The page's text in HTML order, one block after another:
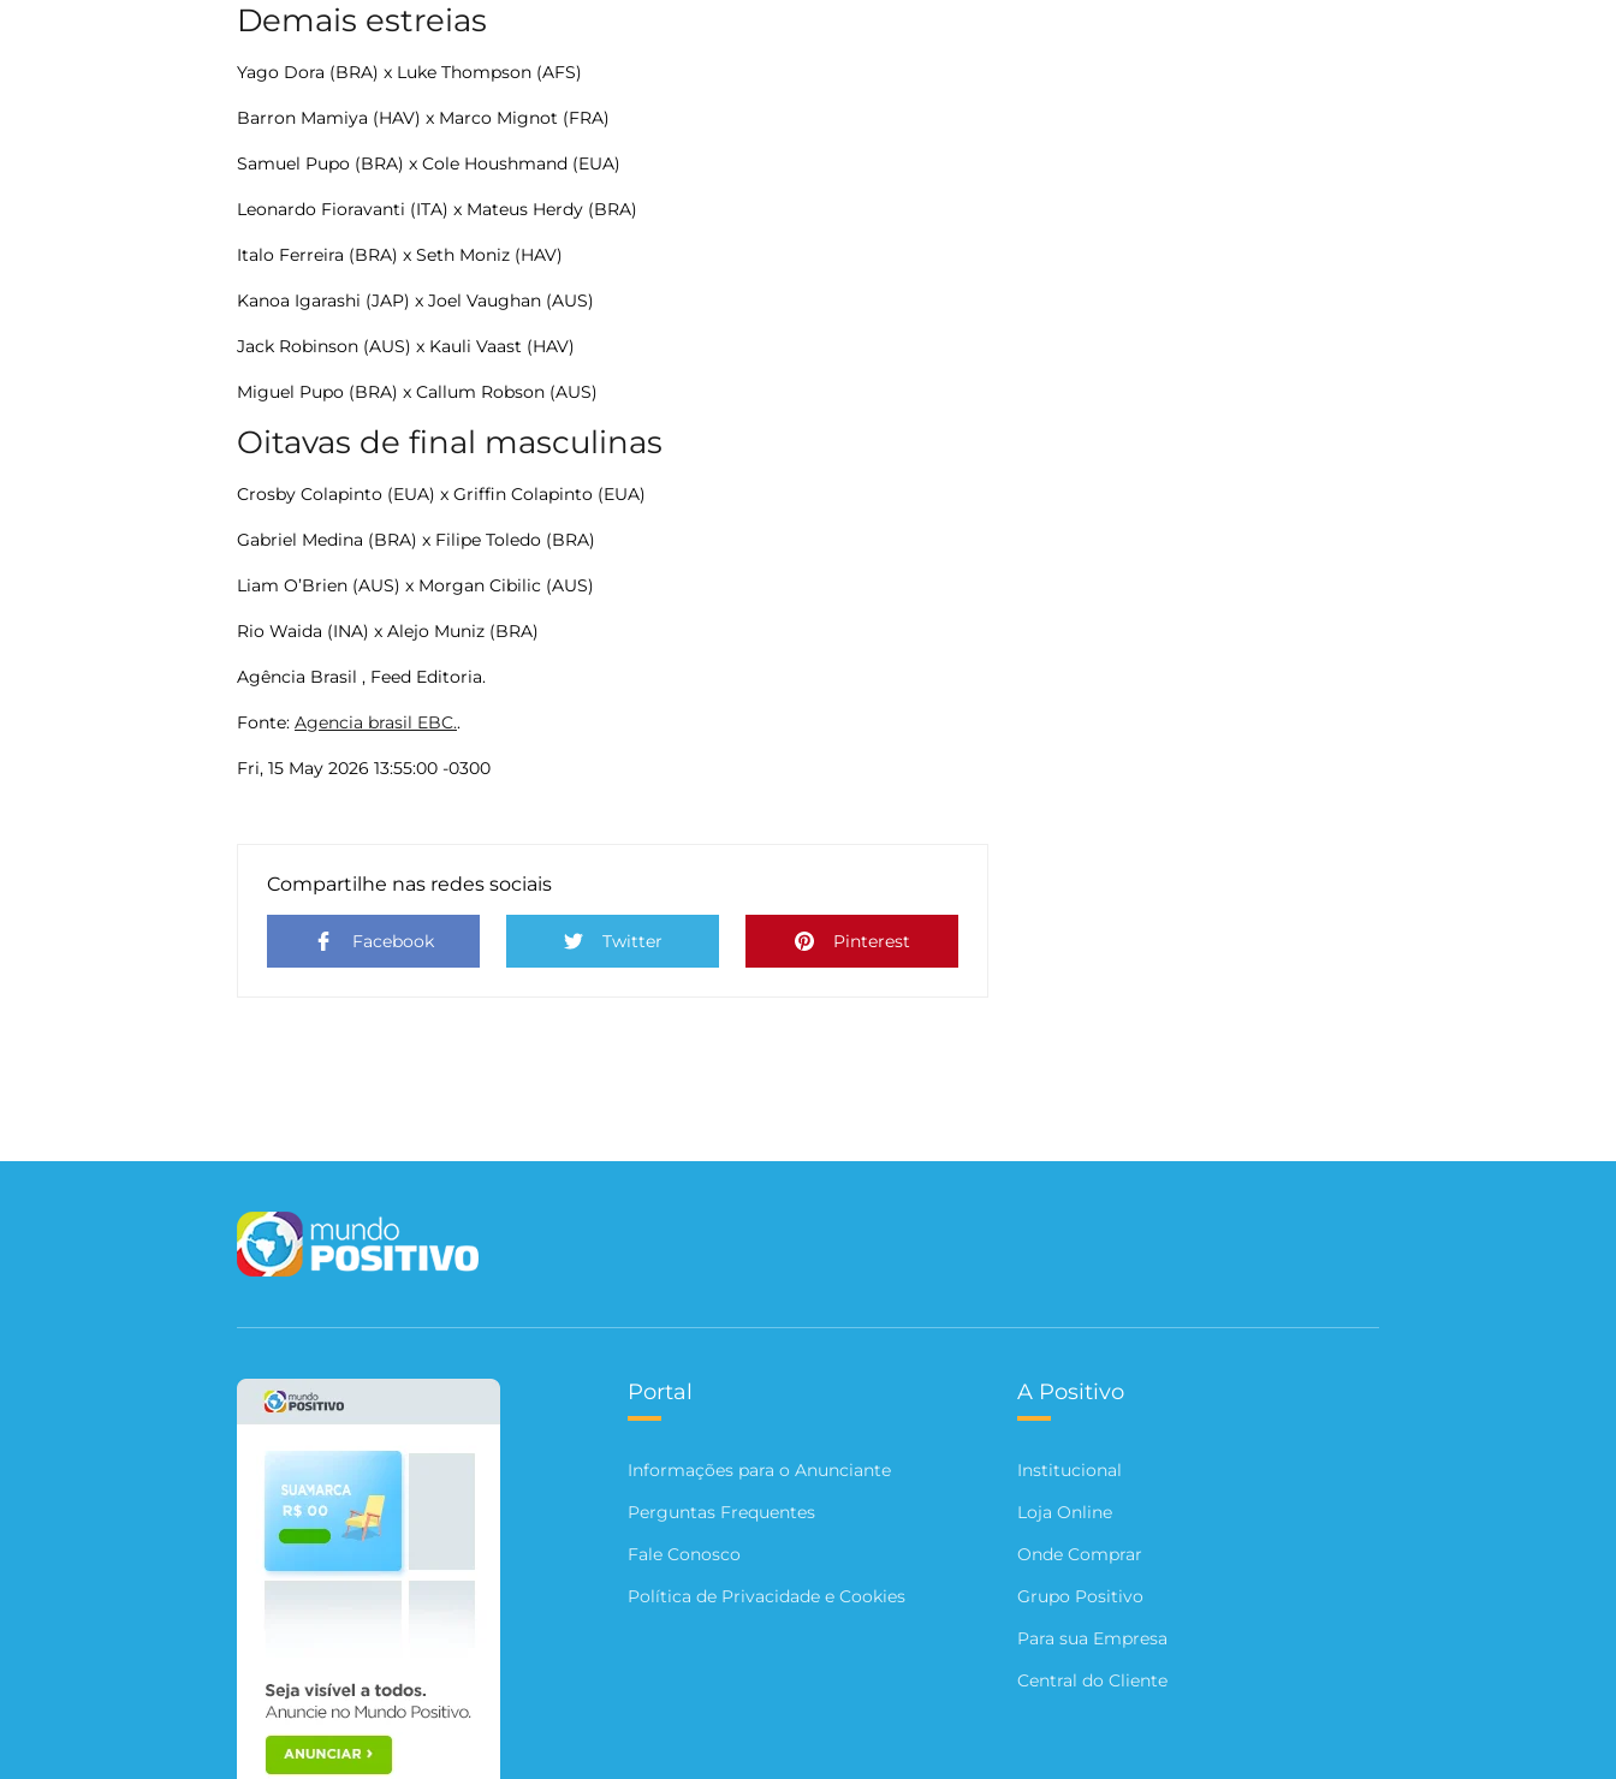
Demais estreias
Yago Dora (BRA) x Luke Thompson (AFS)
Barron Mamiya (HAV) x Marco Mignot (FRA)
Samuel Pupo (BRA) x Cole Houshmand (EUA)
Leonardo Fioravanti (ITA) x Mateus Herdy (BRA)
Italo Ferreira (BRA) x Seth Moniz (HAV)
Kanoa Igarashi (JAP) x Joel Vaughan (AUS)
Jack Robinson (AUS) x Kauli Vaast (HAV)
Miguel Pupo (BRA) x Callum Robson (AUS)
Oitavas de final masculinas
Crosby Colapinto (EUA) x Griffin Colapinto (EUA)
Gabriel Medina (BRA) x Filipe Toledo (BRA)
Liam O’Brien (AUS) x Morgan Cibilic (AUS)
Rio Waida (INA) x Alejo Muniz (BRA)
Agência Brasil , Feed Editoria.
Fonte: Agencia brasil EBC..
Fri, 15 May 2026 13:55:00 -0300
Compartilhe nas redes sociais
Facebook Twitter Pinterest
Portal
Informações para o Anunciante
Perguntas Frequentes
Fale Conosco
Política de Privacidade e Cookies
A Positivo
Institucional
Loja Online
Onde Comprar
Grupo Positivo
Para sua Empresa
Central do Cliente